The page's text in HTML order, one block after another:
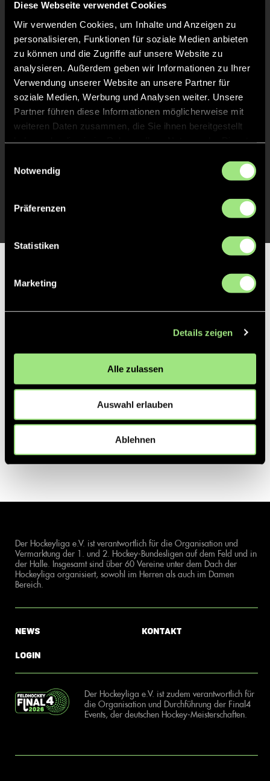
Diese Webseite verwendet Cookies
Wir verwenden Cookies, um Inhalte und Anzeigen zu
personalisieren, Funktionen für soziale Medien anbieten
zu können und die Zugriffe auf unsere Website zu
analysieren. Außerdem geben wir Informationen zu Ihrer
Verwendung unserer Website an unsere Partner für
soziale Medien, Werbung und Analysen weiter. Unsere
Partner führen diese Informationen möglicherweise mit
weiteren Daten zusammen, die Sie ihnen bereitgestellt
Notwendig
Präferenzen
Statistiken
Marketing
Details zeigen
Alle zulassen
Auswahl erlauben
Ablehnen
Der Hockeyliga e.V. ist verantwortlich für die Organisation und
Vermarktung der 1. und 2. Hockey-Bundesligen auf dem Feld und in
der Halle. Insgesamt sind über 60 Vereine unter dem Dach der
Hockeyliga organisiert, sowohl im Herren als auch im Damen
Bereich.
News
Login
Kontakt
Der Hockeyliga e.V. ist zudem verantwortlich für
die Organisation und Durchführung der Final4
Events, der deutschen Hockey-Meisterschaften.